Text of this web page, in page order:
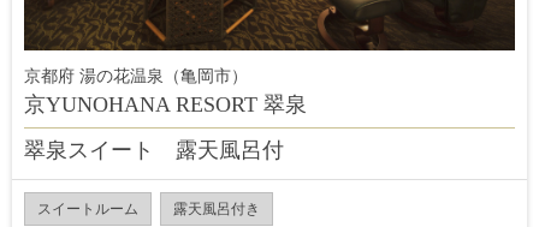
京都府 湯の花温泉（亀岡市）
京YUNOHANA RESORT 翠泉
翠泉スイート 露天風呂付
スイートルーム 露天風呂付き